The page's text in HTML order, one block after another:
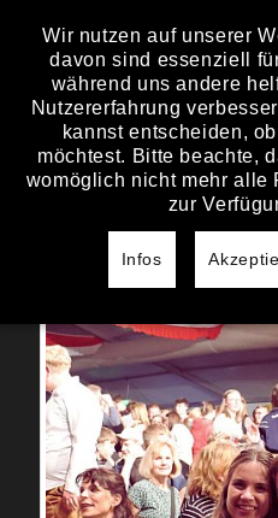
FREITAG, 15. MAI 2026
Lorenzi Fest ist für
Wir nutzen auf unserer
davon sind essenziell
während uns andere
Nutzererfahrung
kannst entscheiden,
möchtest. Bitte beachte,
womöglich nicht mehr alle
zur
Infos